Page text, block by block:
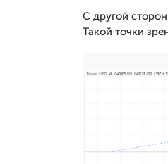
С другой
Такой точки